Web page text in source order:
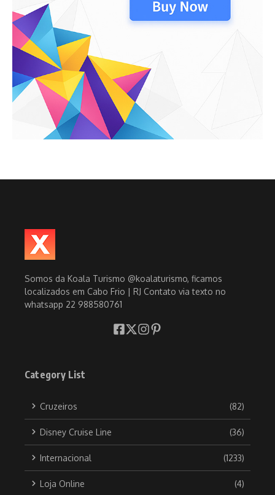
Somos da Koala Turismo @koalaturismo, ficamos
localizados em Cabo Frio | RJ Contato via texto no
whatsapp 22 988580761
Category List
Cruzeiros (82)
Disney Cruise Line (36)
Internacional (1233)
Loja Online (4)